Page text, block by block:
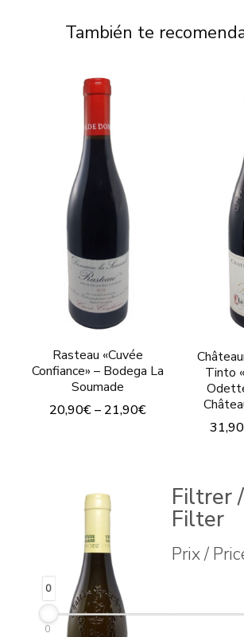
También te
Rasteau «Cuvée
Confiance» – Bodega La
Soumade
20,90€– 21,90€
múltiples
variantes.
Las
opciones
se
Tinto
31,90
Filtrer
Filter
Prix /
0
0